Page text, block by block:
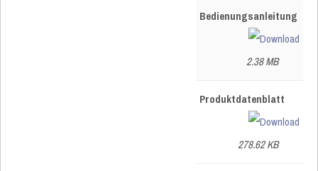
Bedienungsanleitung
2.38 MB
Produktdatenblatt
278.62 KB